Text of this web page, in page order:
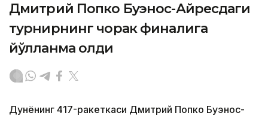
Дмитрий Попко Буэнос-Айресдаги
турнирнинг чорак финалига
йўлланма олди
Дунёнинг 417-ракеткаси Дмитрий Попко Буэнос-